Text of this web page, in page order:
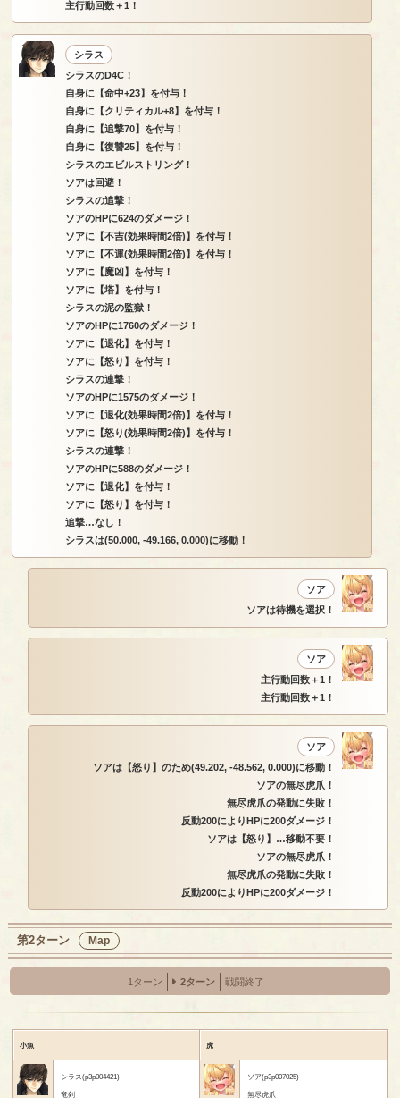
主行動回数＋1！
シラス
シラスのD4C！
自身に【命中+23】を付与！
自身に【クリティカル+8】を付与！
自身に【追撃70】を付与！
自身に【復讐25】を付与！
シラスのエビルストリング！
ソアは回避！
シラスの追撃！
ソアのHPに624のダメージ！
ソアに【不吉(効果時間2倍)】を付与！
ソアに【不運(効果時間2倍)】を付与！
ソアに【魔凶】を付与！
ソアに【塔】を付与！
シラスの泥の監獄！
ソアのHPに1760のダメージ！
ソアに【退化】を付与！
ソアに【怒り】を付与！
シラスの連撃！
ソアのHPに1575のダメージ！
ソアに【退化(効果時間2倍)】を付与！
ソアに【怒り(効果時間2倍)】を付与！
シラスの連撃！
ソアのHPに588のダメージ！
ソアに【退化】を付与！
ソアに【怒り】を付与！
追撃…なし！
シラスは(50.000, -49.166, 0.000)に移動！
ソア
ソアは待機を選択！
ソア
主行動回数＋1！
主行動回数＋1！
ソア
ソアは【怒り】のため(49.202, -48.562, 0.000)に移動！
ソアの無尽虎爪！
無尽虎爪の発動に失敗！
反動200によりHPに200ダメージ！
ソアは【怒り】…移動不要！
ソアの無尽虎爪！
無尽虎爪の発動に失敗！
反動200によりHPに200ダメージ！
第2ターン Map
1ターン 2ターン 戦闘終了
小魚 虎
シラス(p3p004421)
竜剣
ソア(p3p007025)
無尽虎爪